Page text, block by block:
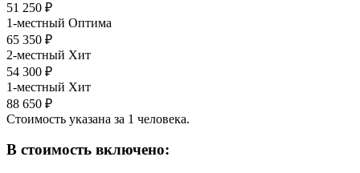
51 250 ₽
1-местный Оптима
65 350 ₽
2-местный Хит
54 300 ₽
1-местный Хит
88 650 ₽
Стоимость указана за 1 человека.
В стоимость включено: